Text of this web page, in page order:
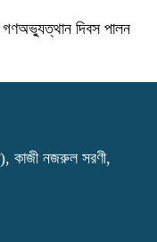
গণঅভ্যুত্থান দিবস পালন
কাজী নজরুল সরণী,